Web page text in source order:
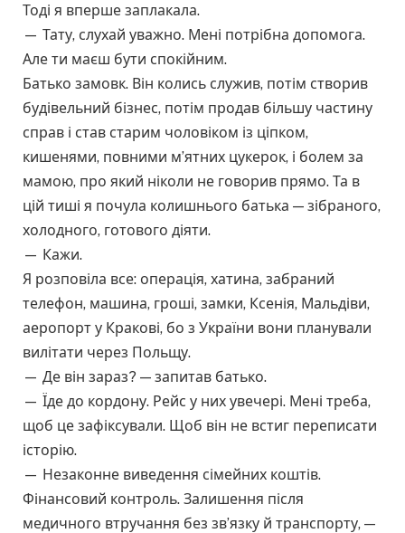
Тоді я вперше заплакала.
— Тату, слухай уважно. Мені потрібна допомога.
Але ти маєш бути спокійним.
Батько замовк. Він колись служив, потім створив
будівельний бізнес, потім продав більшу частину
справ і став старим чоловіком із ціпком,
кишенями, повними м’ятних цукерок, і болем за
мамою, про який ніколи не говорив прямо. Та в
цій тиші я почула колишнього батька — зібраного,
холодного, готового діяти.
— Кажи.
Я розповіла все: операція, хатина, забраний
телефон, машина, гроші, замки, Ксенія, Мальдіви,
аеропорт у Кракові, бо з України вони планували
вилітати через Польщу.
— Де він зараз? — запитав батько.
— Їде до кордону. Рейс у них увечері. Мені треба,
щоб це зафіксували. Щоб він не встиг переписати
історію.
— Незаконне виведення сімейних коштів.
Фінансовий контроль. Залишення після
медичного втручання без зв’язку й транспорту, —